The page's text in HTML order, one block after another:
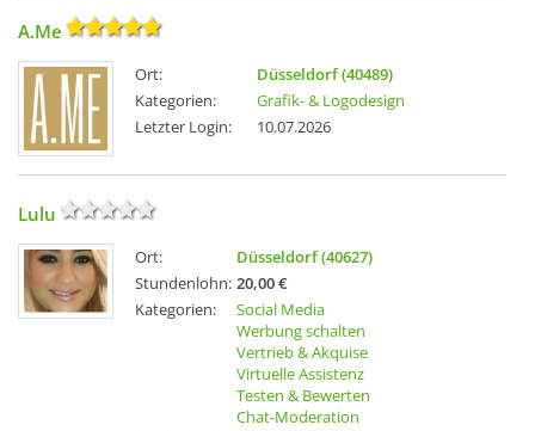
A.Me
Ort:
Düsseldorf (40489)
Kategorien:
Grafik- & Logodesign
Letzter Login:
10.07.2026
Lulu
Ort:
Düsseldorf (40627)
Stundenlohn: 20,00 €
Kategorien:
Social Media
Werbung schalten
Vertrieb & Akquise
Virtuelle Assistenz
Testen & Bewerten
Chat-Moderation